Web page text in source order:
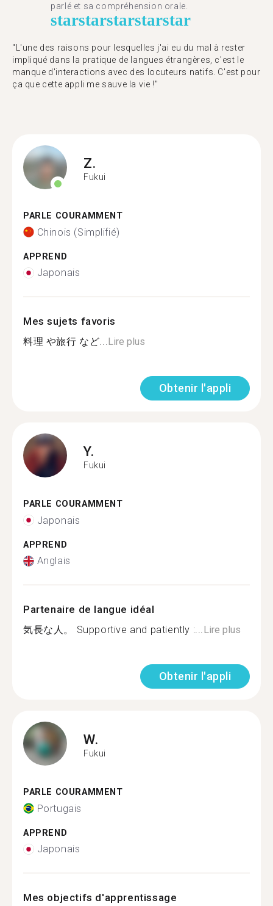
parlé et sa compréhension orale.
starstarstarstarstar
"L'une des raisons pour lesquelles j'ai eu du mal à rester
impliqué dans la pratique de langues étrangères, c'est le
manque d'interactions avec des locuteurs natifs. C'est pour
ça que cette appli me sauve la vie !"
Z.
Fukui
PARLE COURAMMENT
Chinois (Simplifié)
APPREND
Japonais
Mes sujets favoris
料理 や旅行 など...Lire plus
Obtenir l'appli
Y.
Fukui
PARLE COURAMMENT
Japonais
APPREND
Anglais
Partenaire de langue idéal
気長な人。 Supportive and patiently :...Lire plus
Obtenir l'appli
W.
Fukui
PARLE COURAMMENT
Portugais
APPREND
Japonais
Mes objectifs d'apprentissage